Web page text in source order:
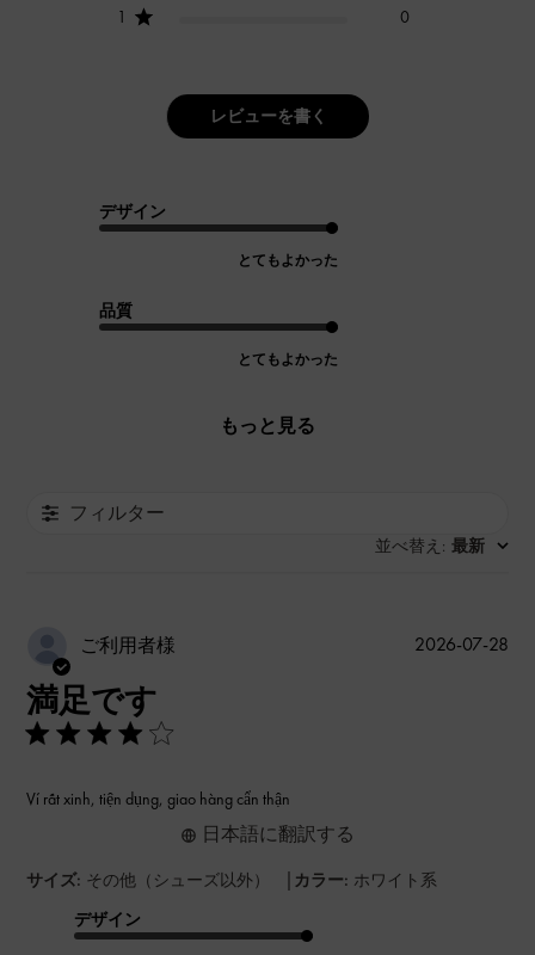
1 0
レビューを書く
デザイン
とてもよかった
品質
とてもよかった
もっと見る
フィルター
並べ替え : 最新
ご利用者様
満足です
Ví rất xinh, tiện dụng, giao hàng cẩn thận
サイズ: その他（シューズ以外） | カラー: ホワイト系
デザイン
日本語に翻訳する
公
2026-07-28